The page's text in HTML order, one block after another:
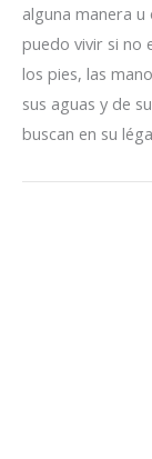
alguna manera
puedo vivir si no
los pies, las
sus aguas y de
buscan en su